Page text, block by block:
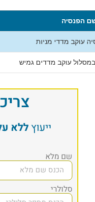
הפנסיה
עוקב מדדי מניות
עוקב מדדים גמיש
ייעוץללא
שם מלא
סלולרי